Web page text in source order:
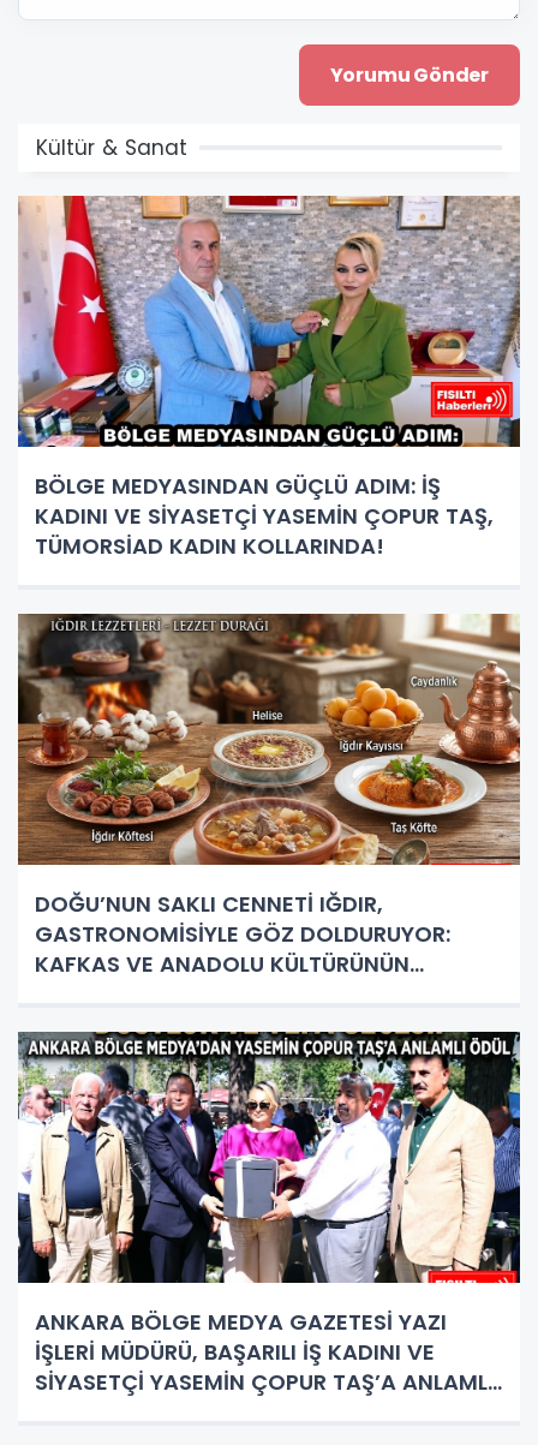
Kültür & Sanat
BÖLGE MEDYASINDAN GÜÇLÜ ADIM: İŞ
KADINI VE SİYASETÇİ YASEMİN ÇOPUR TAŞ,
TÜMORSİAD KADIN KOLLARINDA!
DOĞU’NUN SAKLI CENNETİ IĞDIR,
GASTRONOMİSİYLE GÖZ DOLDURUYOR:
KAFKAS VE ANADOLU KÜLTÜRÜNÜN
ANKARA BÖLGE MEDYA GAZETESİ YAZI
İŞLERİ MÜDÜRÜ, BAŞARILI İŞ KADINI VE
SİYASETÇİ YASEMİN ÇOPUR TAŞ’A ANLAMLI